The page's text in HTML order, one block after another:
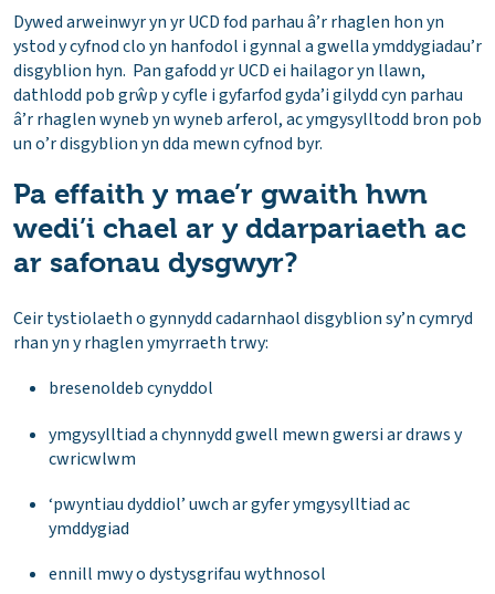
Dywed arweinwyr yn yr UCD fod parhau â’r rhaglen hon yn
ystod y cyfnod clo yn hanfodol i gynnal a gwella ymddygiadau’r
disgyblion hyn. Pan gafodd yr UCD ei hailagor yn llawn,
dathlodd pob grŵp y cyfle i gyfarfod gyda’i gilydd cyn parhau
â’r rhaglen wyneb yn wyneb arferol, ac ymgysylltodd bron pob
un o’r disgyblion yn dda mewn cyfnod byr.
Pa effaith y mae’r gwaith hwn
wedi’i chael ar y ddarpariaeth ac
ar safonau dysgwyr?
Ceir tystiolaeth o gynnydd cadarnhaol disgyblion sy’n cymryd
rhan yn y rhaglen ymyrraeth trwy:
bresenoldeb cynyddol
ymgysylltiad a chynnydd gwell mewn gwersi ar draws y
cwricwlwm
‘pwyntiau dyddiol’ uwch ar gyfer ymgysylltiad ac
ymddygiad
ennill mwy o dystysgrifau wythnosol